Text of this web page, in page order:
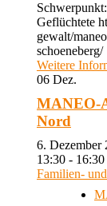
Geflüchtete
gewalt/
schoeneberg/
Weitere
06 Dez.
MANEO-
Nord
6.
13:30 - 16:30
Familien-